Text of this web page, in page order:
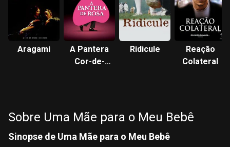
Aragami
A Pantera
Cor-de-
Ridicule
Reação
Colateral
Sobre Uma Mãe para o Meu Bebê
Sinopse de Uma Mãe para o Meu Bebê